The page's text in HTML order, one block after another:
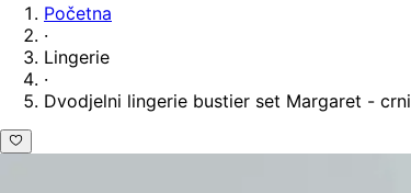
Početna
·
Lingerie
·
Dvodjelni lingerie bustier set Margaret - crni